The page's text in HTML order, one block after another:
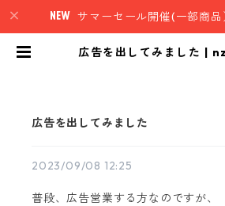
サマーセール開催(一部商
広告を出してみました |
広告を出してみました
2023/09/08 12:25
普段、広告営業する方なのですが、